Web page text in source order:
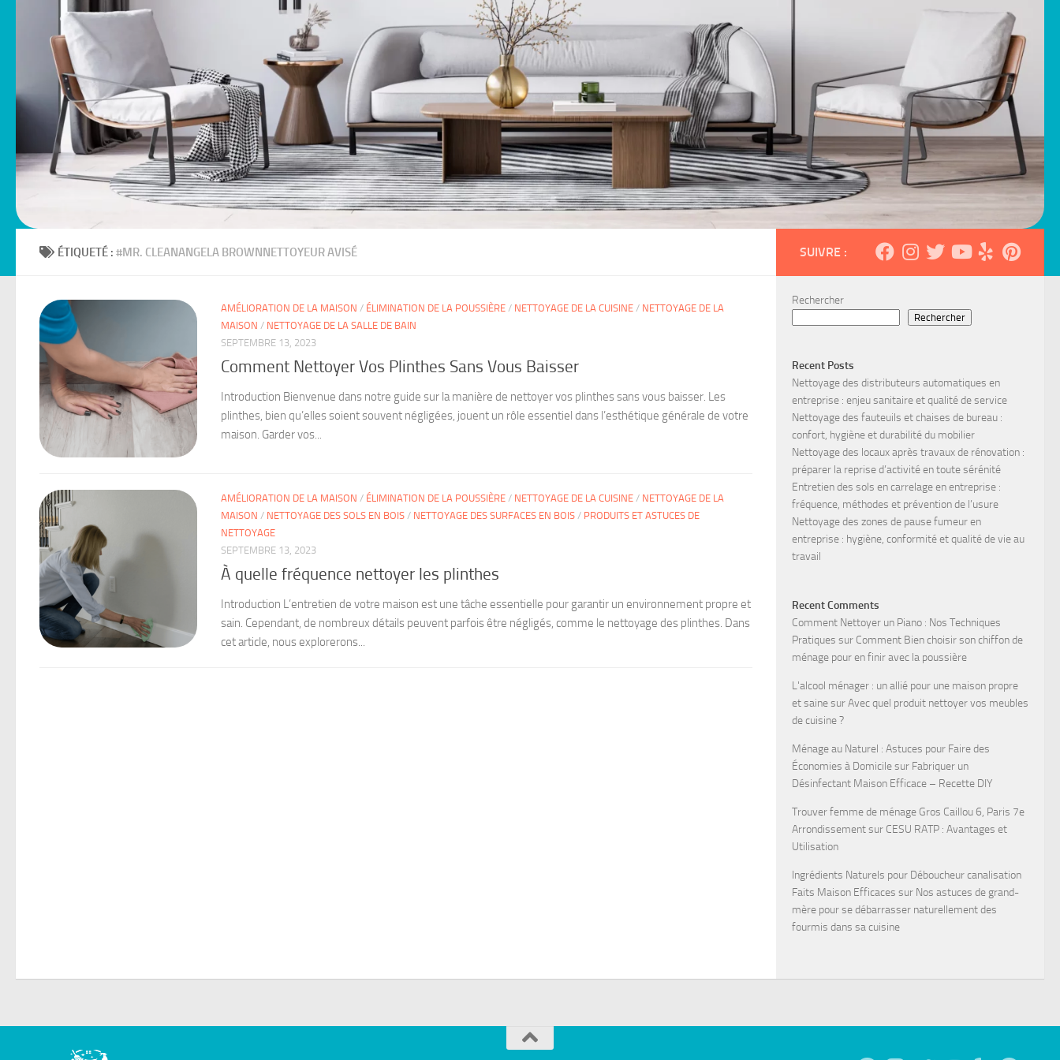
ÉTIQUETÉ :#MR. CLEANANGELA BROWNNETTOYEUR AVISÉ
AMÉLIORATION DE LA MAISON / ÉLIMINATION DE LA POUSSIÈRE / NETTOYAGE DE LA CUISINE / NETTOYAGE DE LA
MAISON / NETTOYAGE DE LA SALLE DE BAIN
SEPTEMBRE 13, 2023
Comment Nettoyer Vos Plinthes Sans Vous Baisser
Introduction Bienvenue dans notre guide sur la manière de nettoyer vos plinthes sans vous baisser. Les
plinthes, bien qu’elles soient souvent négligées, jouent un rôle essentiel dans l’esthétique générale de votre
maison. Garder vos...
AMÉLIORATION DE LA MAISON / ÉLIMINATION DE LA POUSSIÈRE / NETTOYAGE DE LA CUISINE / NETTOYAGE DE LA
MAISON / NETTOYAGE DES SOLS EN BOIS / NETTOYAGE DES SURFACES EN BOIS / PRODUITS ET ASTUCES DE
NETTOYAGE
SEPTEMBRE 13, 2023
À quelle fréquence nettoyer les plinthes
Introduction L’entretien de votre maison est une tâche essentielle pour garantir un environnement propre et
sain. Cependant, de nombreux détails peuvent parfois être négligés, comme le nettoyage des plinthes. Dans
cet article, nous explorerons...
SUIVRE :
Rechercher
Rechercher
Recent Posts
Nettoyage des distributeurs automatiques en
entreprise : enjeu sanitaire et qualité de service
Nettoyage des fauteuils et chaises de bureau :
confort, hygiène et durabilité du mobilier
Nettoyage des locaux après travaux de rénovation :
préparer la reprise d’activité en toute sérénité
Entretien des sols en carrelage en entreprise :
fréquence, méthodes et prévention de l’usure
Nettoyage des zones de pause fumeur en
entreprise : hygiène, conformité et qualité de vie au
travail
Recent Comments
Comment Nettoyer un Piano : Nos Techniques
Pratiques sur Comment Bien choisir son chiffon de
ménage pour en finir avec la poussière
L'alcool ménager : un allié pour une maison propre
et sainesurAvec quel produit nettoyer vos meubles
de cuisine ?
Ménage au Naturel : Astuces pour Faire des
Économies à Domicilesur Fabriquer un
Désinfectant Maison Efficace – Recette DIY
Trouver femme de ménage Gros Caillou 6, Paris 7e
Arrondissementsur CESU RATP : Avantages et
Utilisation
Ingrédients Naturels pour Déboucheur canalisation
Faits Maison Efficaces sur Nos astuces de grand-
mère pour se débarrasser naturellement des
fourmis dans sa cuisine